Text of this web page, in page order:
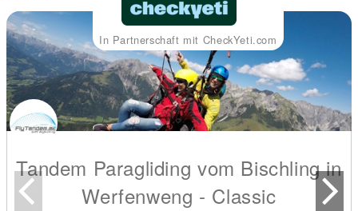
In Partnerschaft mit CheckYeti.com
Tandem Paragliding vom Bischling in
Werfenweng - Classic